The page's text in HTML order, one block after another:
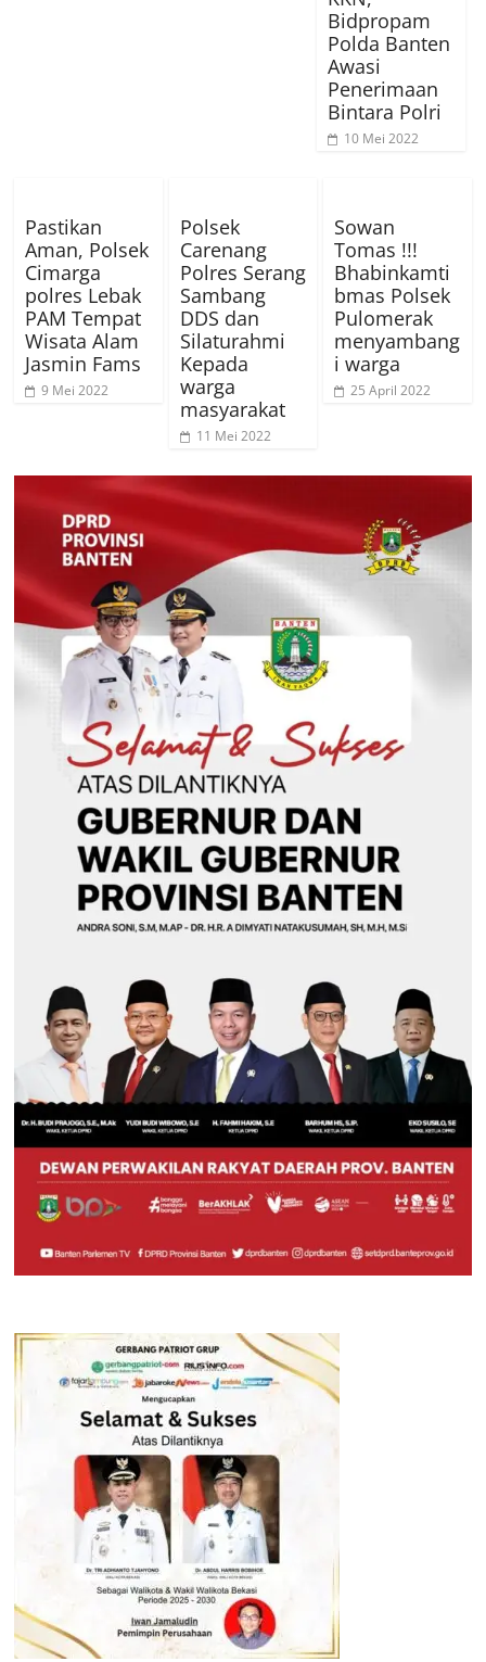
Bidpropam
Polda Banten
Awasi
Penerimaan
Bintara Polri
10 Mei 2022
Pastikan
Aman, Polsek
Cimarga
polres Lebak
PAM Tempat
Wisata Alam
Jasmin Fams
9 Mei 2022
Polsek
Carenang
Polres Serang
Sambang
DDS dan
Silaturahmi
Kepada
warga
masyarakat
11 Mei 2022
Sowan
Tomas !!!
Bhabinkamti
bmas Polsek
Pulomerak
menyambang
i warga
25 April 2022